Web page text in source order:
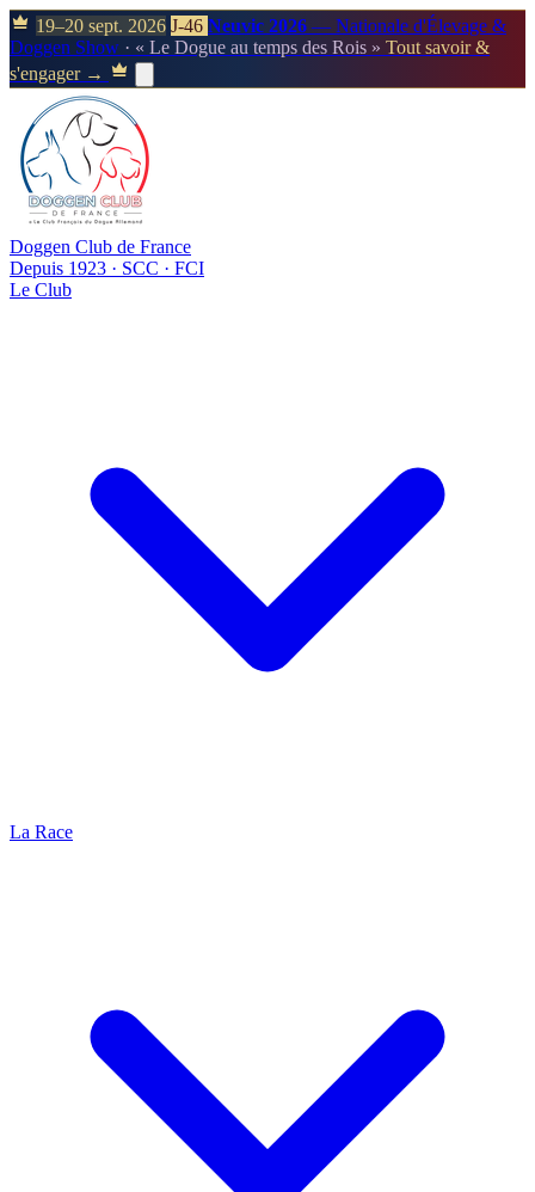
19–20 sept. 2026 J-46 Neuvic 2026 — Nationale d'Élevage &
Doggen Show · « Le Dogue au temps des Rois » Tout savoir &
s'engager →
Doggen Club de France
Depuis 1923 · SCC · FCI
Le Club
La Race